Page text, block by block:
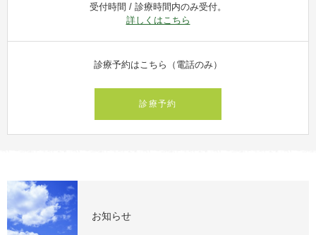
受付時間 / 診療時間内のみ受付。
詳しくはこちら
診療予約はこちら（電話のみ）
診療予約
お知らせ